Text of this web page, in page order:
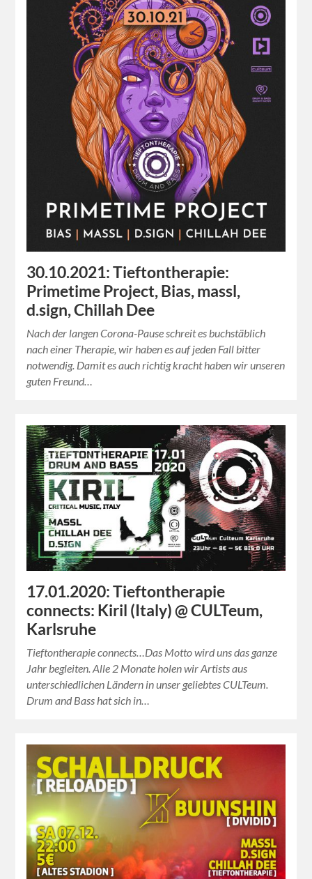
30.10.2021: Tieftontherapie:
Primetime Project, Bias, massl,
d.sign, Chillah Dee
Nach der langen Corona-Pause schreit es buchstäblich
nach einer Therapie, wir haben es auf jeden Fall bitter
notwendig. Damit es auch richtig kracht haben wir unseren
guten Freund…
17.01.2020: Tieftontherapie
connects: Kiril (Italy) @ CULTeum,
Karlsruhe
Tieftontherapie connects…Das Motto wird uns das ganze
Jahr begleiten. Alle 2 Monate holen wir Artists aus
unterschiedlichen Ländern in unser geliebtes CULTeum.
Drum and Bass hat sich in…